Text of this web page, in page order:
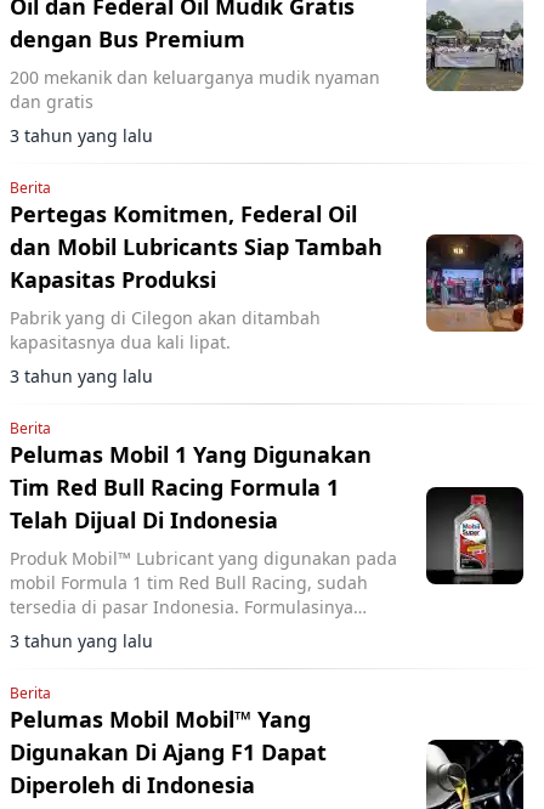
dengan Bus Premium
200 mekanik dan keluarganya mudik nyaman
dan gratis
3 tahun yang lalu
Berita
Pertegas Komitmen, Federal Oil
dan Mobil Lubricants Siap Tambah
Kapasitas Produksi
Pabrik yang di Cilegon akan ditambah
kapasitasnya dua kali lipat.
3 tahun yang lalu
Berita
Pelumas Mobil 1 Yang Digunakan
Tim Red Bull Racing Formula 1
Telah Dijual Di Indonesia
Produk Mobil™ Lubricant yang digunakan pada
mobil Formula 1 tim Red Bull Racing, sudah
tersedia di pasar Indonesia. Formulasinya
terdapat pada rangkaian produk pelumas
Mobil1™ dan Mobil Super™
3 tahun yang lalu
Berita
Pelumas Mobil Mobil™ Yang
Digunakan Di Ajang F1 Dapat
Diperoleh di Indonesia